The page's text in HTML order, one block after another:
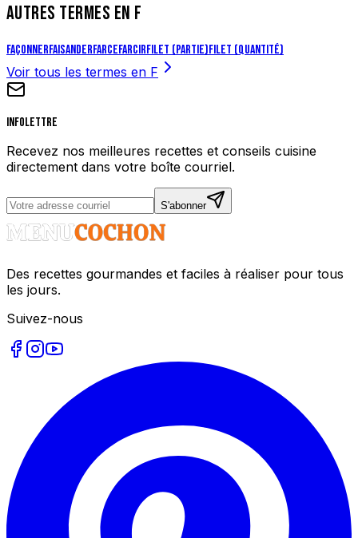
AUTRES TERMES EN F
FaçonnerFaisanderFarceFarcirFilet (partie)Filet (quantité)
Voir tous les termes en F
Infolettre
Recevez nos meilleures recettes et conseils cuisine
directement dans votre boîte courriel.
S'abonner
Des recettes gourmandes et faciles à réaliser pour tous
les jours.
Suivez-nous